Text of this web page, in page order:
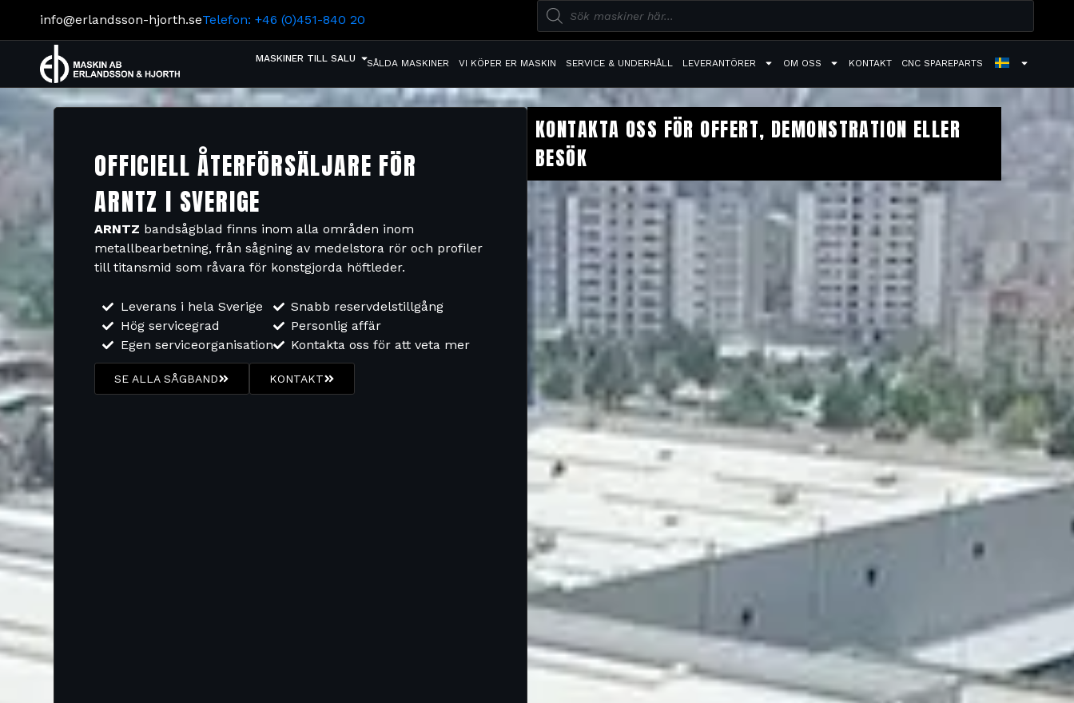
info@erlandsson-hjorth.seTelefon: +46 (0)451-840 20
MASKINER TILL SALU SÅLDA MASKINER VI KÖPER ER MASKIN SERVICE & UNDERHÅLL LEVERANTÖRER OM OSS KONTAKT CNC SPAREPARTS
OFFICIELL ÅTERFÖRSÄLJARE FÖR
ARNTZ I SVERIGE
ARNTZ bandsågblad finns inom alla områden inom
metallbearbetning, från sågning av medelstora rör och profiler
till titansmid som råvara för konstgjorda höftleder.
Leverans i hela Sverige
Hög servicegrad
Egen serviceorganisation
Snabb reservdelstillgång
Personlig affär
Kontakta oss för att veta mer
SE ALLA SÅGBAND KONTAKT
KONTAKTA OSS FÖR OFFERT, DEMONSTRATION ELLER
BESÖK